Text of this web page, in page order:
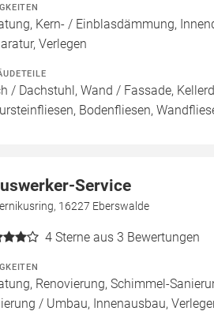
Kern- / Einblasdämmung,
Verlegen
/ Dachstuhl, Wand / Fassade,
Bodenfliesen,
Service
16227 Eberswalde
4 Sterne aus 3 Bewertungen
Renovierung, Schimmel-
/ Umbau, Innenausbau,